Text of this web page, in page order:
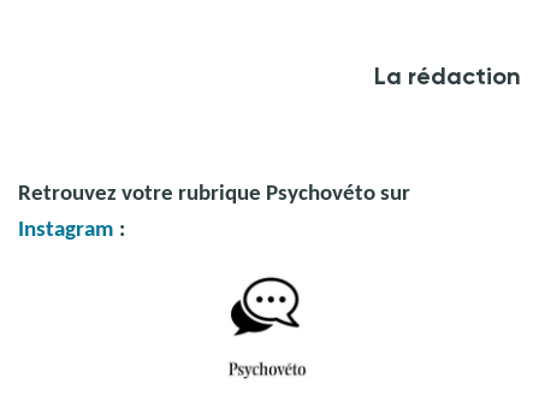
La rédaction
Retrouvez votre rubrique Psychovéto sur
Instagram :